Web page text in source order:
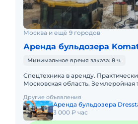
Москва и ещё 9 городов
Аренда бульдозера
Минимальное время заказа: 8 ч.
Спецтехника в аренду.
Московская область. Землеройная
Техника для перев
Другие объявления
Аренда бульдозера
3 000 ₽ час